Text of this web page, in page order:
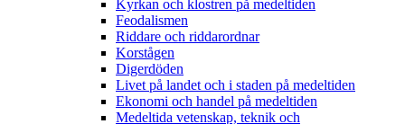
Kyrkan och klostren på medeltiden
Feodalismen
Riddare och riddarordnar
Korstågen
Digerdöden
Livet på landet och i staden på medeltiden
Ekonomi och handel på medeltiden
Medeltida vetenskap, teknik och